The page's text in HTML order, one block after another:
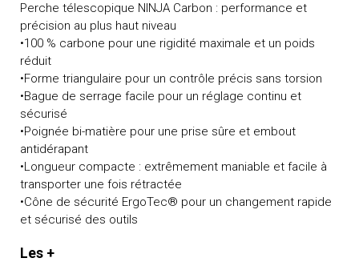
Perche télescopique NINJA Carbon : performance et
précision au plus haut niveau
•100 % carbone pour une rigidité maximale et un poids
réduit
•Forme triangulaire pour un contrôle précis sans torsion
•Bague de serrage facile pour un réglage continu et
sécurisé
•Poignée bi-matière pour une prise sûre et embout
antidérapant
•Longueur compacte : extrêmement maniable et facile à
transporter une fois rétractée
•Cône de sécurité ErgoTec® pour un changement rapide
et sécurisé des outils
Les +